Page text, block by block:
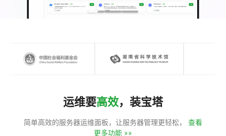
运维要高效，装宝塔
简单高效的服务器运维面板，让服务器管理更轻松，
查看
更多功能 »»